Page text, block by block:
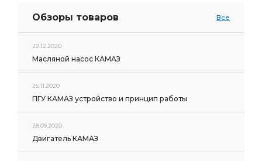
Обзоры товаров Все
22.12.2020
Масляной насос КАМАЗ
25.11.2020
ПГУ КАМАЗ устройство и принцип работы
28.09.2020
Двигатель КАМАЗ